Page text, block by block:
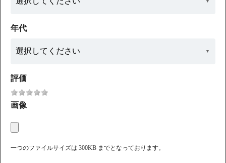
年代
評価
画像
一つのファイルサイズは 300KB までとなっております。